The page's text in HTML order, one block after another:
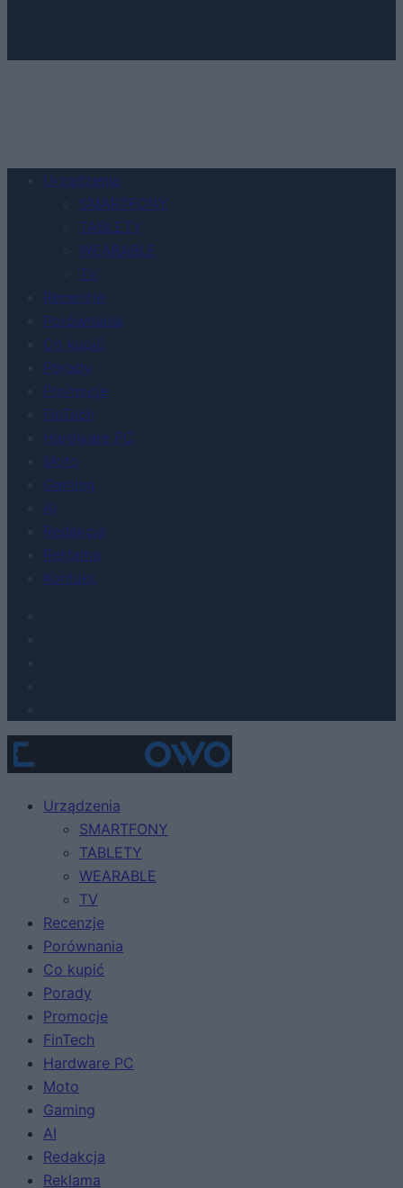
Urządzenia
SMARTFONY
TABLETY
WEARABLE
TV
Recenzje
Porównania
Co kupić
Porady
Promocje
FinTech
Hardware PC
Moto
Gaming
AI
Redakcja
Reklama
Kontakt
Urządzenia
SMARTFONY
TABLETY
WEARABLE
TV
Recenzje
Porównania
Co kupić
Porady
Promocje
FinTech
Hardware PC
Moto
Gaming
AI
Redakcja
Reklama